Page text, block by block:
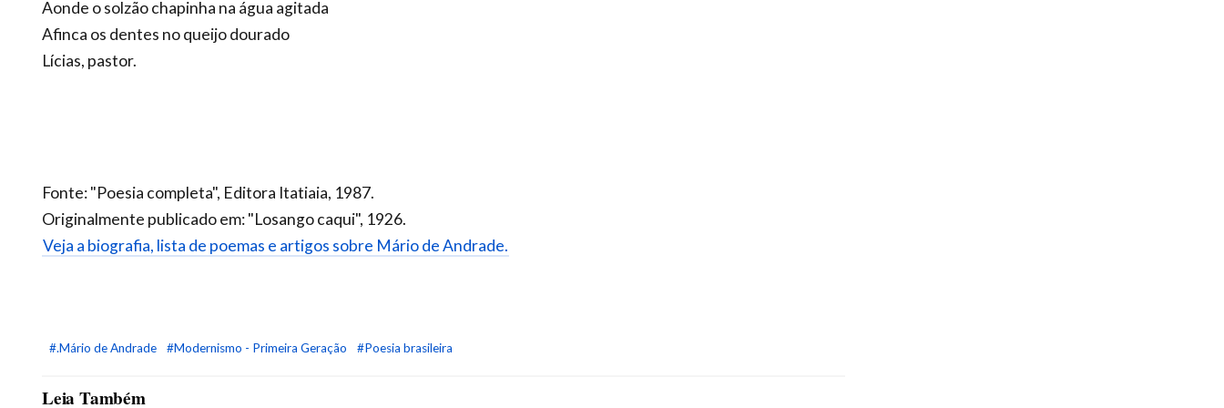
Aonde o solzão chapinha na água agitada
Afinca os dentes no queijo dourado
Lícias, pastor.
Fonte: "Poesia completa", Editora Itatiaia, 1987.
Originalmente publicado em: "Losango caqui", 1926.
Veja a biografia, lista de poemas e artigos sobre Mário de Andrade.
#.Mário de Andrade #Modernismo - Primeira Geração #Poesia brasileira
Leia Também